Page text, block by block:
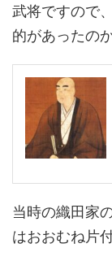
武将ですので
的があったの
当時の織田家
はおおむね片